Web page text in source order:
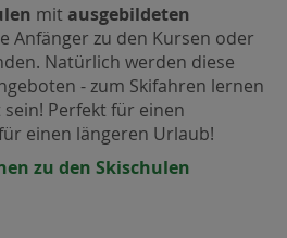
mit ausgebildeten
Anfänger zu den Kursen oder
Natürlich werden diese
- zum Skifahren lernen
Perfekt für einen
einen längeren Urlaub!
zu den Skischulen